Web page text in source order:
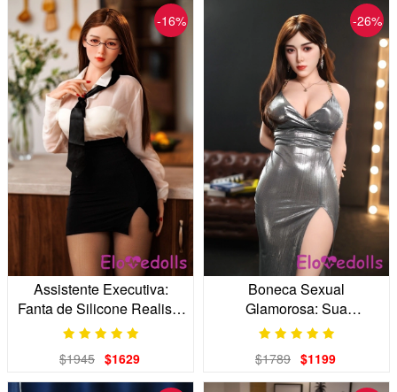
-16%
Assistente Executiva:
Fanta de Silicone Realista
de 88 kgsy Doll
$1945 $1629
-26%
Boneca Sexual
Glamorosa: Sua
Companheira VIP para
$1789 $1199